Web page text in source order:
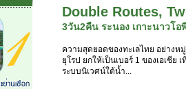
Double Routes,
3วัน2คืน ระนอง เกาะนาวโอ
ความสุดยอดของทะเลไทย อย่างห
ยุโรป ยกให้เป็นเบอร์ 1 ของเอเชีย
ระบบนิเวศน์ใต้น้ำ...